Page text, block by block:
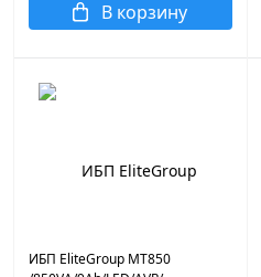
В корзину
ИБП EliteGroup MT850